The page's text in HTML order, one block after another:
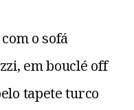
o sofá
em bouclé off
tapete turco